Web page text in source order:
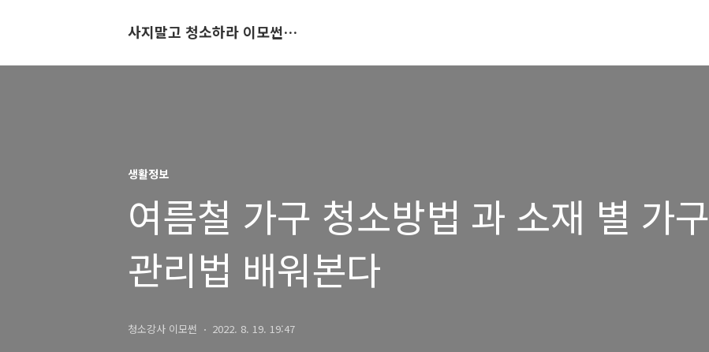
사지말고 청소하라 이모썬의 청소법
생활정보
여름철 가구 청소방법 과 소재 별 가구
관리법 배워본다
청소강사 이모썬 2022. 8. 19. 19:47